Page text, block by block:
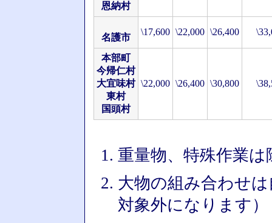
恩納村
名護市
\17,600 \22,000 \26,400
本部町
今帰仁村
大宜味村
東村
国頭村
\22,000 \26,400 \30,800
重量物、特殊作業は
大物の組み合わせ
対象外になります）